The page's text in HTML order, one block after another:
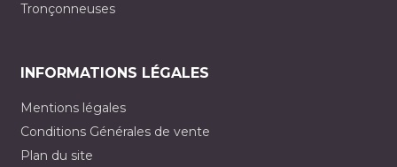
Tronçonneuses
INFORMATIONS LÉGALES
Mentions légales
Conditions Générales de vente
Plan du site